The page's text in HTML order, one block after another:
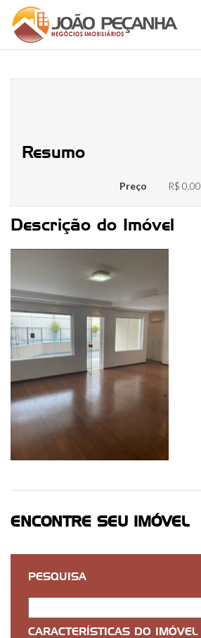
Resumo
Preço R$ 0,00
Descrição do Imóvel
ENCONTRE SEU IMÓVEL
PESQUISA
CARACTERÍSTICAS DO IMÓVEL